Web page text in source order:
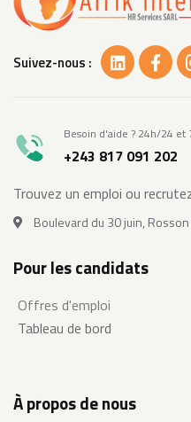
Suivez-nous :
Besoin d'aide ? 24h/24 et
+243 817 091 202
Trouvez un emploi ou
Boulevard du 30 juin,
Pour les candidats
Offres d'emploi
Tableau de bord
À propos de nous